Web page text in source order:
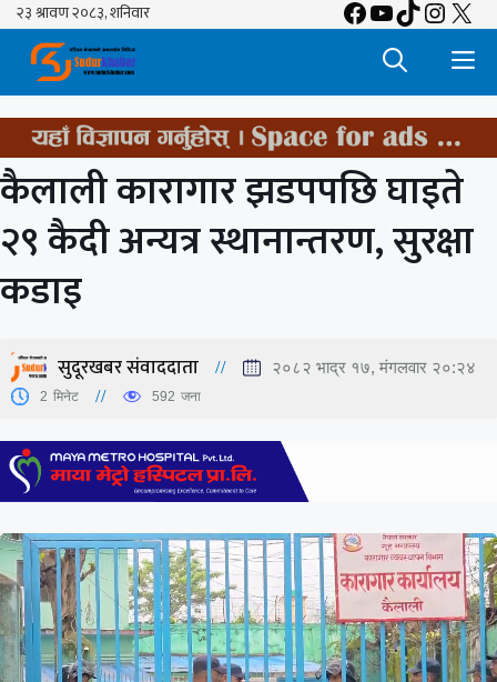
Skip
content
Facebook
YouTube
TikTok
X
कैलाली कारागार झडपपछि घाइते
२९ कैदी अन्यत्र स्थानान्तरण, सुरक्षा
कडाइ
सुदूरखबर संवाददाता २०८२ भाद्र १७, मंगलवार २०:२४
2 मिनेट 592 जना